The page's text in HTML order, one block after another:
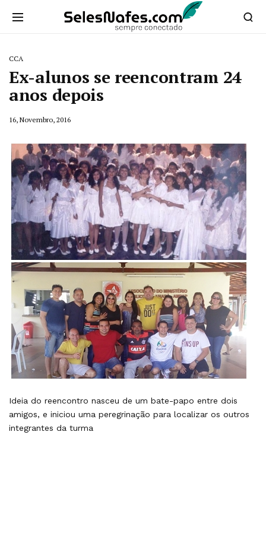
CCA
Ex-alunos se reencontram 24
anos depois
16, Novembro, 2016
Ideia do reencontro nasceu de um bate-papo entre dois
amigos, e iniciou uma peregrinação para localizar os outros
integrantes da turma